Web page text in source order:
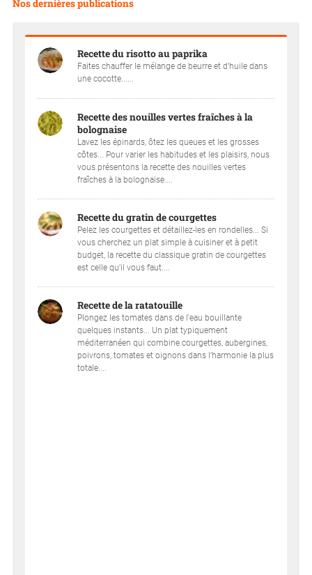
Nos dernières publications
Recette du risotto au paprika
Faites chauffer le mélange de beurre et d'huile dans
une cocotte......
Recette des nouilles vertes fraîches à la
bolognaise
Lavez les épinards, ôtez les queues et les grosses
côtes... Pour varier les habitudes et les plaisirs, nous
vous présentons la recette des nouilles vertes
fraîches à la bolognaise....
Recette du gratin de courgettes
Pelez les courgettes et détaillez-les en rondelles... Si
vous cherchez un plat simple à cuisiner et à petit
budget, la recette du classique gratin de courgettes
est celle qu’il vous faut....
Recette de la ratatouille
Plongez les tomates dans de l'eau bouillante
quelques instants... Un plat typiquement
méditerranéen qui combine courgettes, aubergines,
poivrons, tomates et oignons dans l’harmonie la plus
totale....